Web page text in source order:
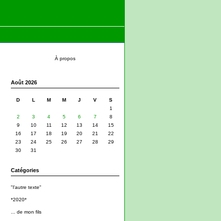
À propos
Août 2026
D L M M J V
S
1
2
3 4 5 6 7
8
9
10 11 12 13 14
15
16
17 18 19 20 21
22
23
24 25 26 27 28
29
30
31
Catégories
"l'autre texte"
*2020*
... de mon fils